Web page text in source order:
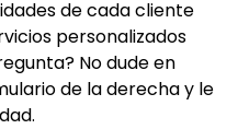
de cada cliente
personalizados
No dude en
de la derecha y le